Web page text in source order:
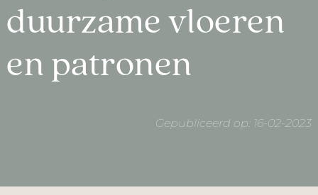
duurzame vloeren
en patronen
Gepubliceerd op: 16-02-2023